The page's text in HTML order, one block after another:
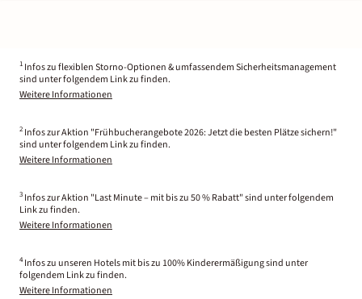
1 Infos zu flexiblen Storno-Optionen & umfassendem Sicherheitsmanagement
sind unter folgendem Link zu finden.
Weitere Informationen
2 Infos zur Aktion "Frühbucherangebote 2026: Jetzt die besten Plätze sichern!"
sind unter folgendem Link zu finden.
Weitere Informationen
3 Infos zur Aktion "Last Minute – mit bis zu 50 % Rabatt" sind unter folgendem
Link zu finden.
Weitere Informationen
4 Infos zu unseren Hotels mit bis zu 100% Kinderermäßigung sind unter
folgendem Link zu finden.
Weitere Informationen